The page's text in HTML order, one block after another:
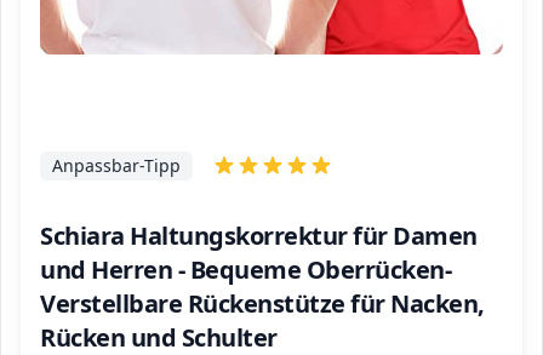
Schiara Haltungskorrektur für Damen
und Herren - Bequeme Oberrücken-
Verstellbare Rückenstütze für Nacken,
Rücken und Schulter
Anpassbar-Tipp